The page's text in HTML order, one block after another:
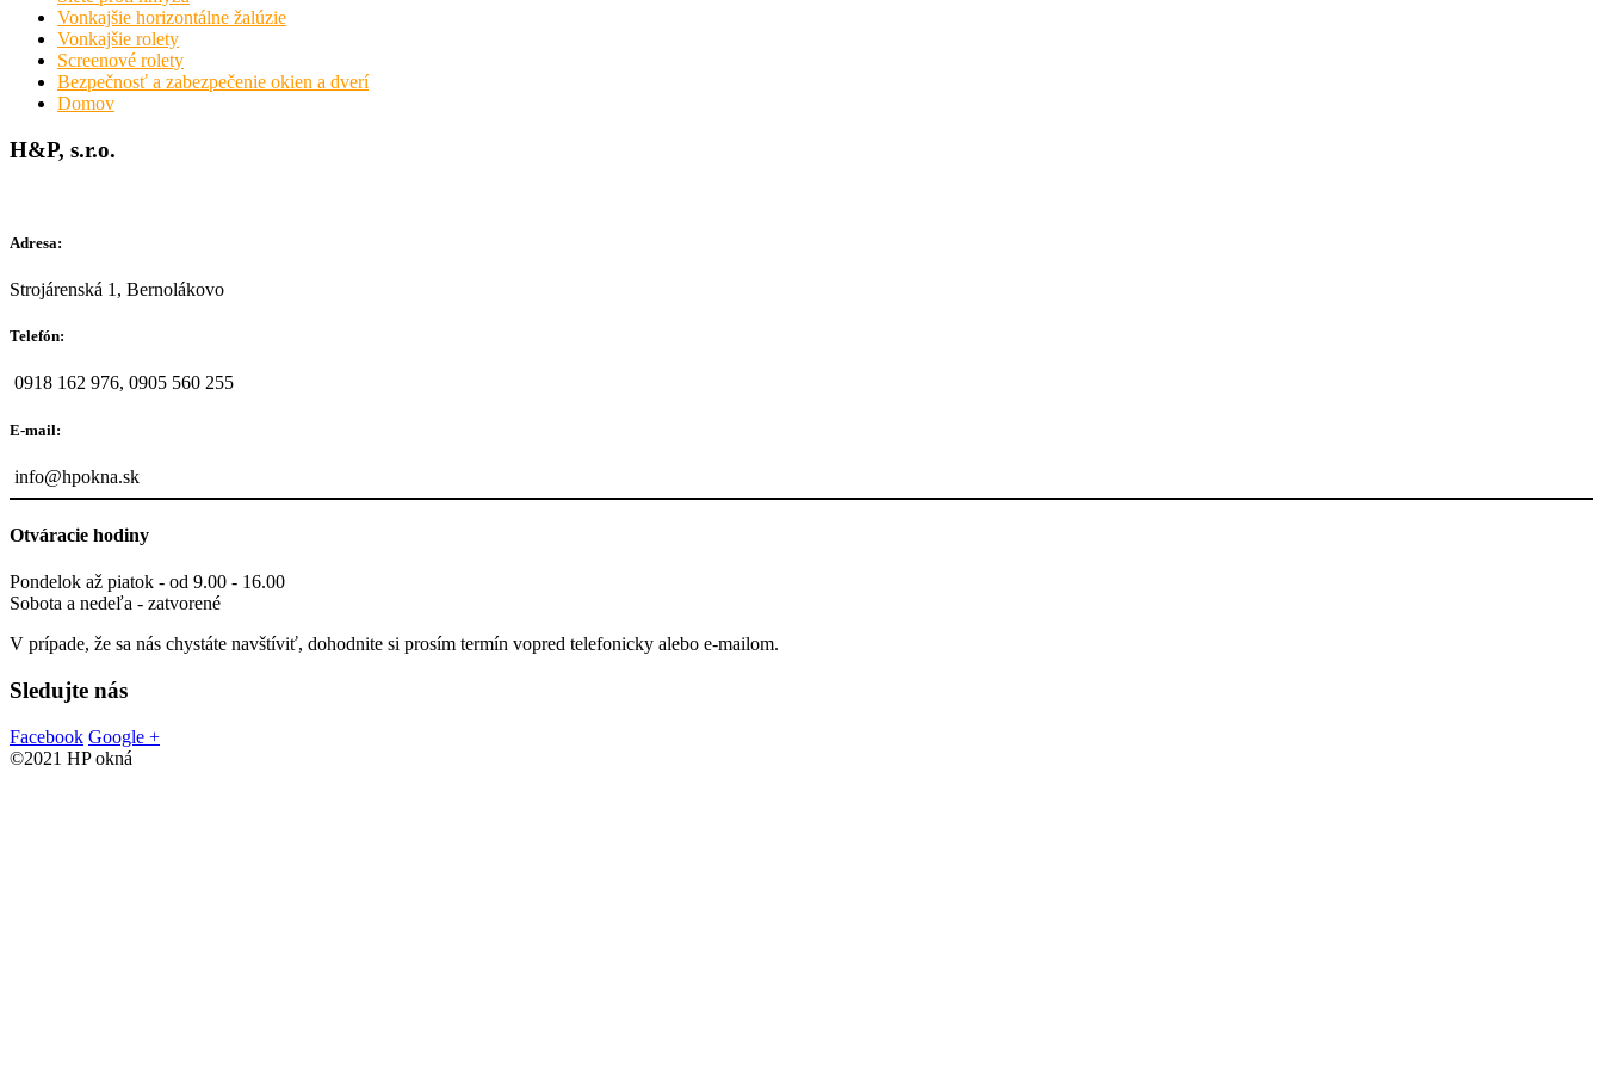
Vonkajšie horizontálne žalúzie
Vonkajšie rolety
Screenové rolety
Bezpečnosť a zabezpečenie okien a dverí
Domov
H&P, s.r.o.
Adresa:
Strojárenská 1, Bernolákovo
Telefón:
0918 162 976, 0905 560 255
E-mail:
info@hpokna.sk
Otváracie hodiny
Pondelok až piatok - od 9.00 - 16.00
Sobota a nedeľa - zatvorené
V prípade, že sa nás chystáte navštíviť, dohodnite si prosím termín vopred telefonicky alebo e-mailom.
Sledujte nás
Facebook Google +
©2021 HP okná